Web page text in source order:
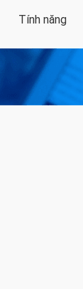
Tính năng